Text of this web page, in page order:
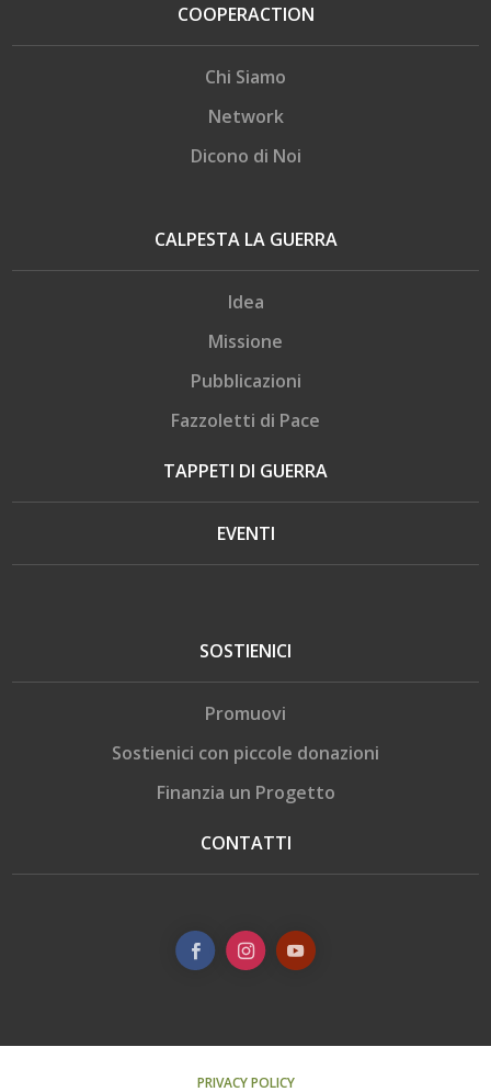
COOPERACTION
Chi Siamo
Network
Dicono di Noi
CALPESTA LA GUERRA
Idea
Missione
Pubblicazioni
Fazzoletti di Pace
TAPPETI DI GUERRA
EVENTI
SOSTIENICI
Promuovi
Sostienici con piccole donazioni
Finanzia un Progetto
CONTATTI
PRIVACY POLICY